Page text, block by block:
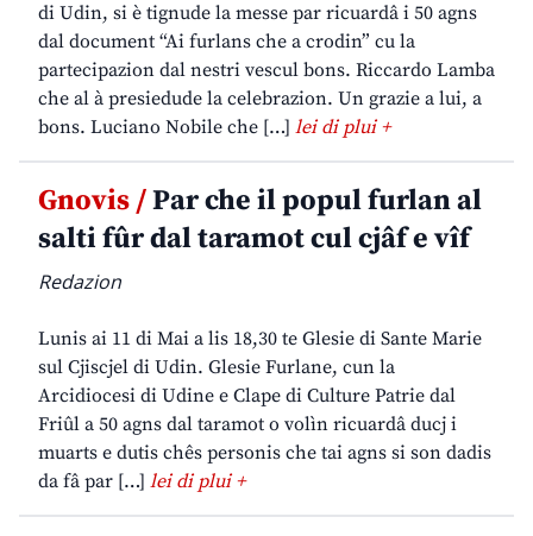
di Udin, si è tignude la messe par ricuardâ i 50 agns
dal document “Ai furlans che a crodin” cu la
partecipazion dal nestri vescul bons. Riccardo Lamba
che al à presiedude la celebrazion. Un grazie a lui, a
bons. Luciano Nobile che […] lei di plui +
Gnovis /Par che il popul furlan al
salti fûr dal taramot cul cjâf e vîf
Redazion
Lunis ai 11 di Mai a lis 18,30 te Glesie di Sante Marie
sul Cjiscjel di Udin. Glesie Furlane, cun la
Arcidiocesi di Udine e Clape di Culture Patrie dal
Friûl a 50 agns dal taramot o volìn ricuardâ ducj i
muarts e dutis chês personis che tai agns si son dadis
da fâ par […] lei di plui +